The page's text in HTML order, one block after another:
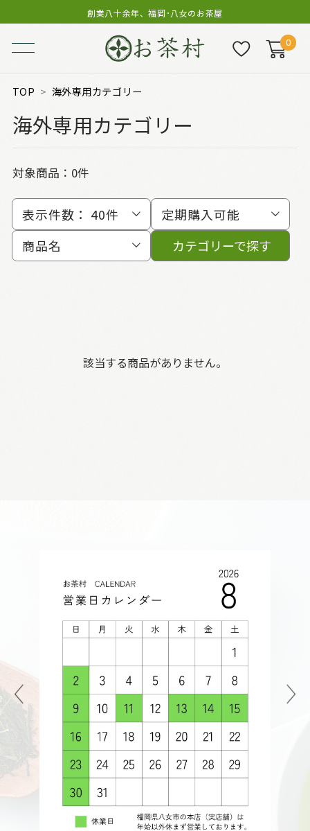
創業八十余年、福岡･八女のお茶屋
0
TOP 海外専用カテゴリー
海外専用カテゴリー
対象商品：0件
表示件数： 40件
定期購入可能
商品名
カテゴリーで探す
該当する商品がありません。